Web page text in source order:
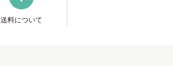
送料について